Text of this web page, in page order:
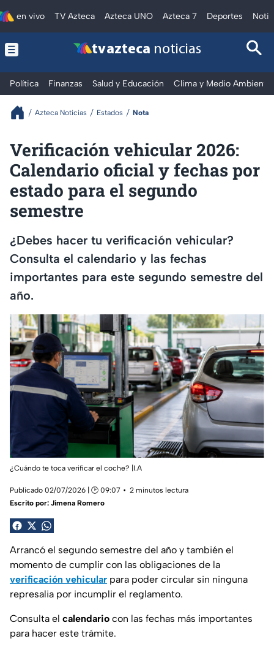
en vivo TV Azteca Azteca UNO Azteca 7 Deportes
tv azteca noticias
Política Finanzas Salud y Educación Clima y Medio Ambiente
Azteca Noticias Estados Nota
Verificación vehicular 2026:
Calendario oficial y fechas por
estado para el segundo
semestre
¿Debes hacer tu verificación vehicular?
Consulta el calendario y las fechas
importantes para este segundo semestre del
año.
¿Cuándo te toca verificar el coche? |I.A
Publicado 02/07/2026 | 🕑 09:07
2 minutos lectura
Escrito por: Jimena Romero
Arrancó el segundo semestre del año y también el
momento de cumplir con las obligaciones de la
verificación vehicular para poder circular sin ninguna
represalia por incumplir el reglamento.
Consulta el calendario con las fechas más importantes
para hacer este trámite.